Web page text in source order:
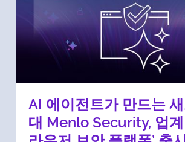
AI 에이전트가 만드는 새
대 Menlo Security, 업계